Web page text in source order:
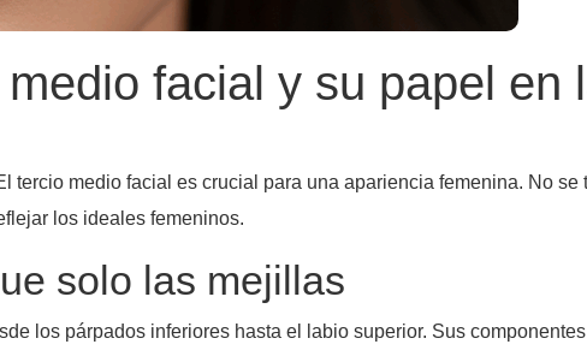
facial y su papel en
tercio medio facial es crucial para una apariencia femenina. No se
los ideales femeninos.
solo las mejillas
los párpados inferiores hasta el labio superior. Sus